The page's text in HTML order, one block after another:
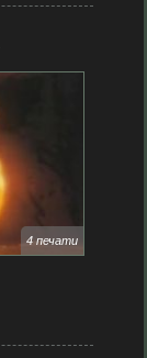
4 печати